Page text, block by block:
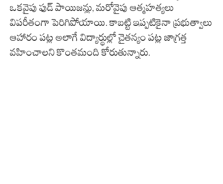
ఒకవైపు ఫుడ్ పాయిజన్లు, మరోవైపు ఆత్మహత్యలు
విపరీతంగా పెరిగిపోయాయి. కాబట్టి ఇప్పటికైనా ప్రభుత్వాలు
ఆహారం పట్ల అలాగే విద్యార్థుల్లో చైతన్యం పట్ల జాగ్రత్త
వహించాలని కొంతమంది కోరుతున్నారు.